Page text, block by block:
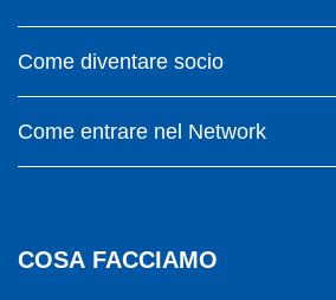
Come diventare socio
Come entrare nel Network
COSA FACCIAMO